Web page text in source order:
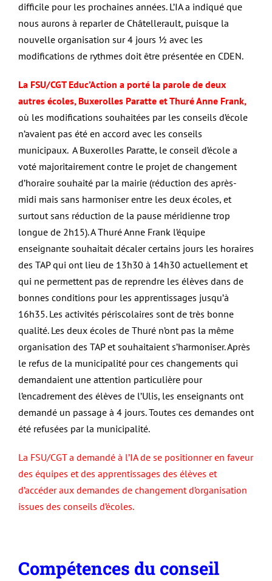
difficile pour les prochaines années. L’IA a indiqué que
nous aurons à reparler de Châtellerault, puisque la
nouvelle organisation sur 4 jours ½ avec les
modifications de rythmes doit être présentée en CDEN.
La FSU/CGT Educ’Action a porté la parole de deux
autres écoles, Buxerolles Paratte et Thuré Anne Frank,
où les modifications souhaitées par les conseils d’école
n’avaient pas été en accord avec les conseils
municipaux. A Buxerolles Paratte, le conseil d’école a
voté majoritairement contre le projet de changement
d’horaire souhaité par la mairie (réduction des après-
midi mais sans harmoniser entre les deux écoles, et
surtout sans réduction de la pause méridienne trop
longue de 2h15).A Thuré Anne Frank l’équipe
enseignante souhaitait décaler certains jours les horaires
des TAP qui ont lieu de 13h30 à 14h30 actuellement et
qui ne permettent pas de reprendre les élèves dans de
bonnes conditions pour les apprentissages jusqu’à
16h35. Les activités périscolaires sont de très bonne
qualité. Les deux écoles de Thuré n’ont pas la même
organisation des TAP et souhaitaient s’harmoniser. Après
le refus de la municipalité pour ces changements qui
demandaient une attention particulière pour
l’encadrement des élèves de l’Ulis, les enseignants ont
demandé un passage à 4 jours. Toutes ces demandes ont
été refusées par la municipalité.
La FSU/CGT a demandé à l’IA de se positionner en faveur
des équipes et des apprentissages des élèves et
d’accéder aux demandes de changement d’organisation
issues des conseils d’écoles.
Compétences du conseil